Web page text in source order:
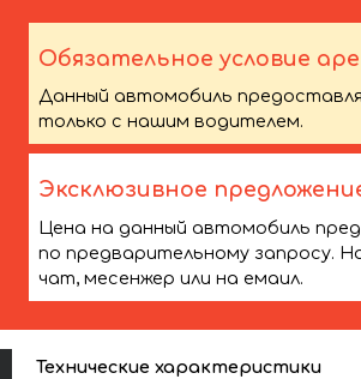
Обязательное условие
Данный автомобиль
только с нашим водителем.
Эксклюзивное
Цена на данный автомобиль
по предварительному запросу.
чат, месенжер или на емаил.
Технические характеристики